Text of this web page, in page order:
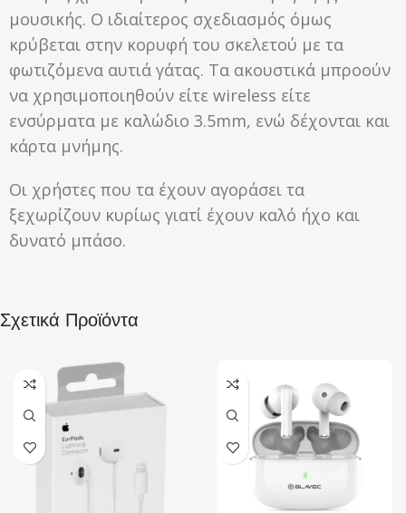
μουσικής. Ο ιδιαίτερος σχεδιασμός όμως
κρύβεται στην κορυφή του σκελετού με τα
φωτιζόμενα αυτιά γάτας. Τα ακουστικά μπροούν
να χρησιμοποιηθούν είτε wireless είτε
ενσύρματα με καλώδιο 3.5mm, ενώ δέχονται και
κάρτα μνήμης.
Οι χρήστες που τα έχουν αγοράσει τα
ξεχωρίζουν κυρίως γιατί έχουν καλό ήχο και
δυνατό μπάσο.
Σχετικά Προϊόντα